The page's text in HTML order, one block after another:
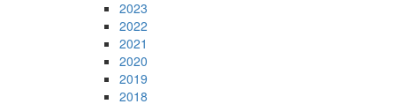
2023
2022
2021
2020
2019
2018